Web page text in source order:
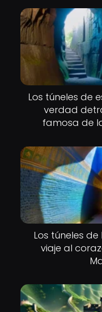
Los túneles de
verdad
famosa de
Los túneles de
viaje al